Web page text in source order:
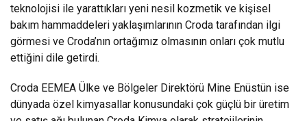
teknolojisi ile yarattıkları yeni nesil kozmetik ve kişisel
bakım hammaddeleri yaklaşımlarının Croda tarafından ilgi
görmesi ve Croda’nın ortağımız olmasının onları çok mutlu
ettiğini dile getirdi.
Croda EEMEA Ülke ve Bölgeler Direktörü Mine Enüstün ise
dünyada özel kimyasallar konusundaki çok güçlü bir üretim